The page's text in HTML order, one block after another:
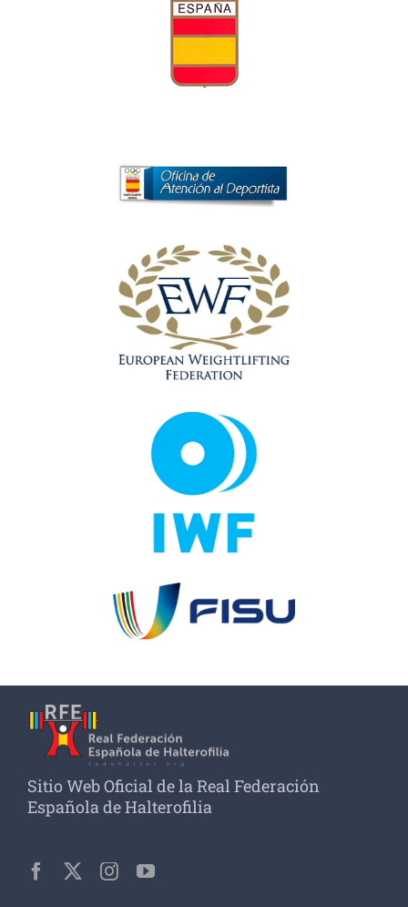
Sitio Web Oficial de la Real Federación
Española de Halterofilia